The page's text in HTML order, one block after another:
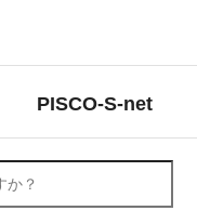
PISCO-S-net